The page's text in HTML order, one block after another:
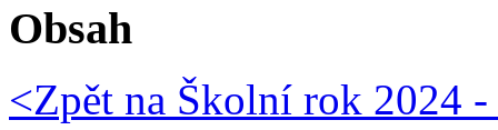
Obsah
<Zpět na Školní rok 2024 -